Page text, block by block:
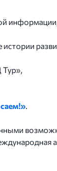
Тур»,
.